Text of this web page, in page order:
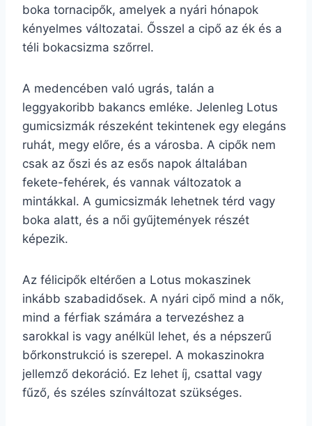
boka tornacipők, amelyek a nyári hónapok
kényelmes változatai. Ősszel a cipő az ék és a
téli bokacsizma szőrrel.
A medencében való ugrás, talán a
leggyakoribb bakancs emléke. Jelenleg Lotus
gumicsizmák részeként tekintenek egy elegáns
ruhát, megy előre, és a városba. A cipők nem
csak az őszi és az esős napok általában
fekete-fehérek, és vannak változatok a
mintákkal. A gumicsizmák lehetnek térd vagy
boka alatt, és a női gyűjtemények részét
képezik.
Az félicipők eltérően a Lotus mokaszinek
inkább szabadidősek. A nyári cipő mind a nők,
mind a férfiak számára a tervezéshez a
sarokkal is vagy anélkül lehet, és a népszerű
bőrkonstrukció is szerepel. A mokaszinokra
jellemző dekoráció. Ez lehet íj, csattal vagy
fűző, és széles színváltozat szükséges.